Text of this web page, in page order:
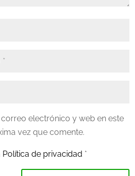
electrónico y web en este
vez que comente.
Política de privacidad *